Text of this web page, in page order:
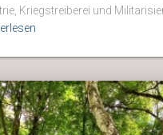
Kriegstreiberei und